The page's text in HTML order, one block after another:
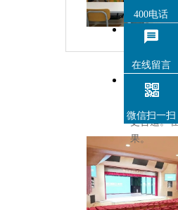
音柱和音
更合适
果。
400电话
在线留言
微信扫一扫